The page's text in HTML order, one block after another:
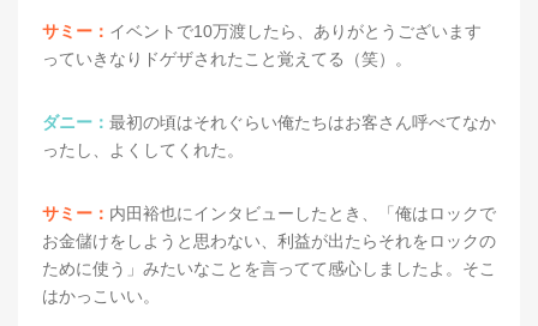
サミー： イベントで10万渡したら、ありがとうございます
っていきなりドゲザされたこと覚えてる（笑）。
ダニー： 最初の頃はそれぐらい俺たちはお客さん呼べてなか
ったし、よくしてくれた。
サミー： 内田裕也にインタビューしたとき、「俺はロックで
お金儲けをしようと思わない、利益が出たらそれをロックの
ために使う」みたいなことを言ってて感心しましたよ。そこ
はかっこいい。